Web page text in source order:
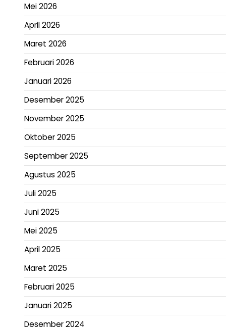
Mei 2026
April 2026
Maret 2026
Februari 2026
Januari 2026
Desember 2025
November 2025
Oktober 2025
September 2025
Agustus 2025
Juli 2025
Juni 2025
Mei 2025
April 2025
Maret 2025
Februari 2025
Januari 2025
Desember 2024